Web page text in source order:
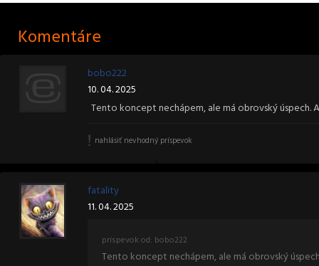
Komentáre
bobo222
10. 04. 2025
Tento koncept nechápem, ale má obrovský úspech.
nahlásiť nevhodný príspevok
fatality
11. 04. 2025
príspevok od: bobo222
Tento koncept nechápem, ale má obrovský